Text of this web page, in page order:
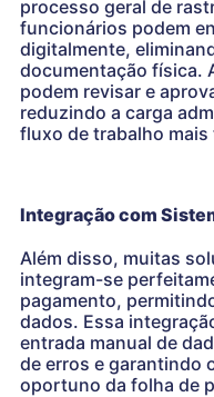
processo geral de
funcionários podem
digitalmente,
documentação física.
podem revisar e
reduzindo a carga
fluxo de trabalho
Integração com
Além disso, muitas
integram-se
pagamento,
dados. Essa
entrada manual de
de erros e garantindo
oportuno da folha de